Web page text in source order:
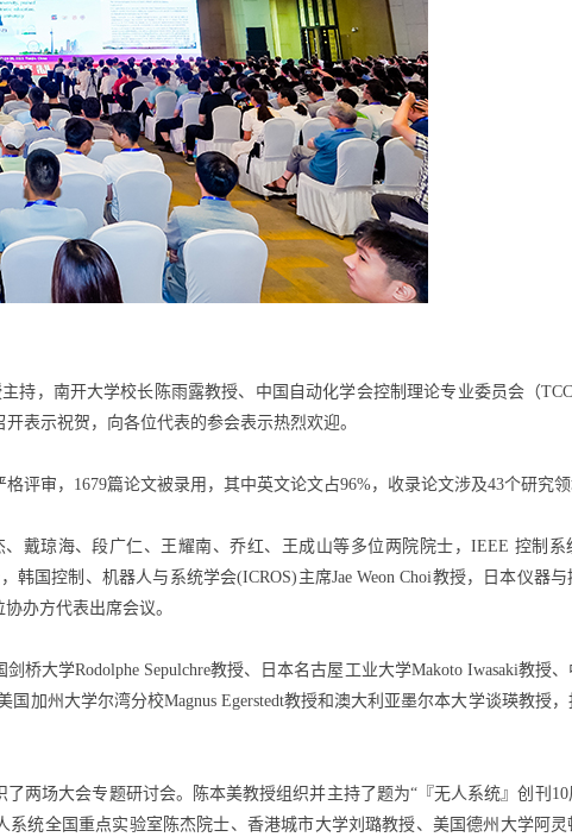
持，南开大学校长陈雨露教授、中国自动化学会控制理论专业委员会（
表示祝贺，向各位代表的参会表示热烈欢迎。
评审，1679篇论文被录用，其中英文论文占96%，收录论文涉及43个研究领
戴琼海、段广仁、王耀南、乔红、王成山等多位两院院士，IEEE 控制系
韩国控制、机器人与系统学会(ICROS)主席Jae Weon Choi教授，日本仪器
办方代表出席会议。
桥大学Rodolphe Sepulchre教授、日本名古屋工业大学Makoto Iwasaki教授
加州大学尔湾分校Magnus Egerstedt教授和澳大利亚墨尔本大学谈瑛教授
两场大会专题研讨会。陈本美教授组织并主持了题为“『无人系统』创刊
统全国重点实验室陈杰院士、香港城市大学刘璐教授、美国德州大学阿